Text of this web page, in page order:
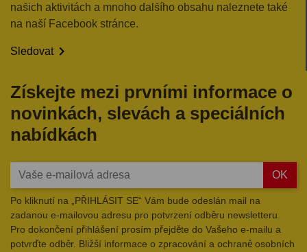
našich aktivitách a mnoho dalšího obsahu naleznete také
na naší Facebook stránce.
Sledovat
Získejte mezi prvními informace o
novinkách, slevách a speciálních
nabídkách
OK
Po kliknutí na „PŘIHLÁSIT SE“ Vám bude odeslán mail na
zadanou e-mailovou adresu pro potvrzení odběru newsletteru.
Pro dokončení přihlášení prosím přejděte do Vašeho e-mailu a
potvrďte odběr. Bližší informace o zpracování a ochraně osobních